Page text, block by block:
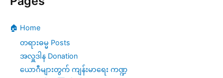
သန
ဉာဏ်)ပိုင်း(၂)
🏠 Home
တရားဓမ္မ Posts
အလှူဒါန Donation
ယောဂီများတွက် ကျန်းမာရေး ကဏ္ဍ